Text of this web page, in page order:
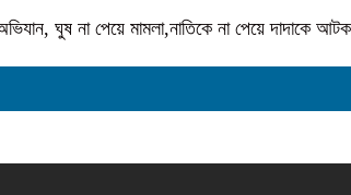
ঘুষ না পেয়ে মামলা,নাতিকে না পেয়ে দাদাকে